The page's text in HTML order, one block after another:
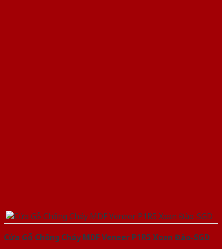
Cửa Gỗ Chống Cháy MDF Veneer P1R5 Xoan Đào-SGD